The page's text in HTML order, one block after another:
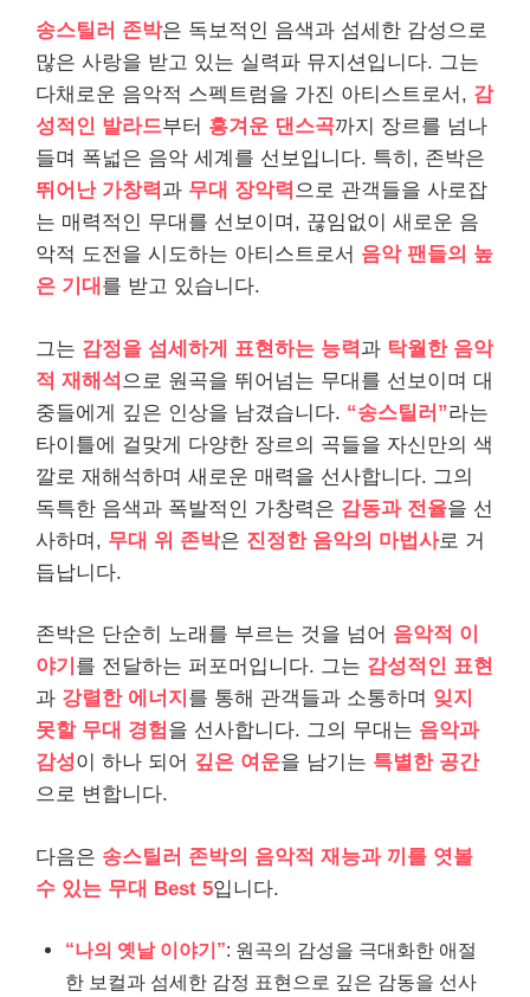
송스틸러 존박은 독보적인 음색과 섬세한 감성으로
많은 사랑을 받고 있는 실력파 뮤지션입니다. 그는
다채로운 음악적 스펙트럼을 가진 아티스트로서, 감
성적인 발라드부터 흥겨운 댄스곡까지 장르를 넘나
들며 폭넓은 음악 세계를 선보입니다. 특히, 존박은
뛰어난 가창력 과 무대 장악력 으로 관객들을 사로잡
는 매력적인 무대를 선보이며, 끊임없이 새로운 음
악적 도전을 시도하는 아티스트로서 음악 팬들의 높
은 기대 를 받고 있습니다.
그는 감정을 섬세하게 표현하는 능력 과 탁월한 음악
적 재해석 으로 원곡을 뛰어넘는 무대를 선보이며 대
중들에게 깊은 인상을 남겼습니다. “송스틸러”라는
타이틀에 걸맞게 다양한 장르의 곡들을 자신만의 색
깔로 재해석하며 새로운 매력을 선사합니다. 그의
독특한 음색과 폭발적인 가창력은 감동과 전율을 선
사하며, 무대 위 존박은 진정한 음악의 마법사로 거
듭납니다.
존박은 단순히 노래를 부르는 것을 넘어 음악적 이
야기 를 전달하는 퍼포머입니다. 그는 감성적인 표현
과 강렬한 에너지 를 통해 관객들과 소통하며 잊지
못할 무대 경험을 선사합니다. 그의 무대는 음악과
감성이 하나 되어 깊은 여운을 남기는 특별한 공간
으로 변합니다.
다음은 송스틸러 존박의 음악적 재능과 끼를 엿볼
수 있는 무대 Best 5입니다.
“나의 옛날 이야기”: 원곡의 감성을 극대화한 애절
한 보컬과 섬세한 감정 표현으로 깊은 감동을 선사